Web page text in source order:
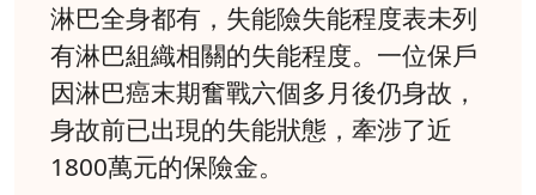
淋巴全身都有，失能險失能程度表未列
有淋巴組織相關的失能程度。一位保戶
因淋巴癌末期奮戰六個多月後仍身故，
身故前已出現的失能狀態，牽涉了近
1800萬元的保險金。